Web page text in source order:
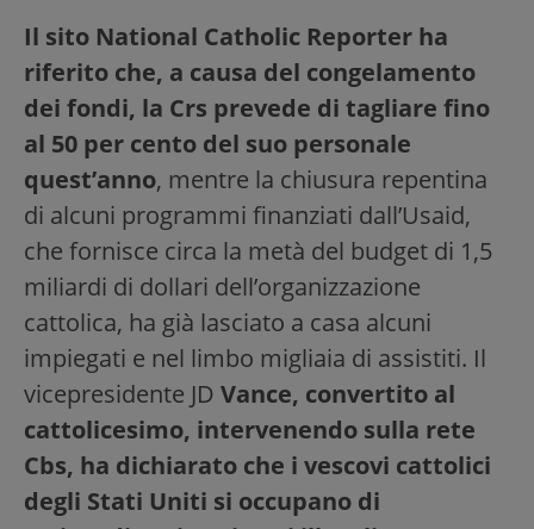
Il sito National Catholic Reporter ha
riferito che, a causa del congelamento
dei fondi, la Crs prevede di tagliare fino
al 50 per cento del suo personale
quest’anno, mentre la chiusura repentina
di alcuni programmi finanziati dall’Usaid,
che fornisce circa la metà del budget di 1,5
miliardi di dollari dell’organizzazione
cattolica, ha già lasciato a casa alcuni
impiegati e nel limbo migliaia di assistiti. Il
vicepresidente JD Vance, convertito al
cattolicesimo, intervenendo sulla rete
Cbs, ha dichiarato che i vescovi cattolici
degli Stati Uniti si occupano di